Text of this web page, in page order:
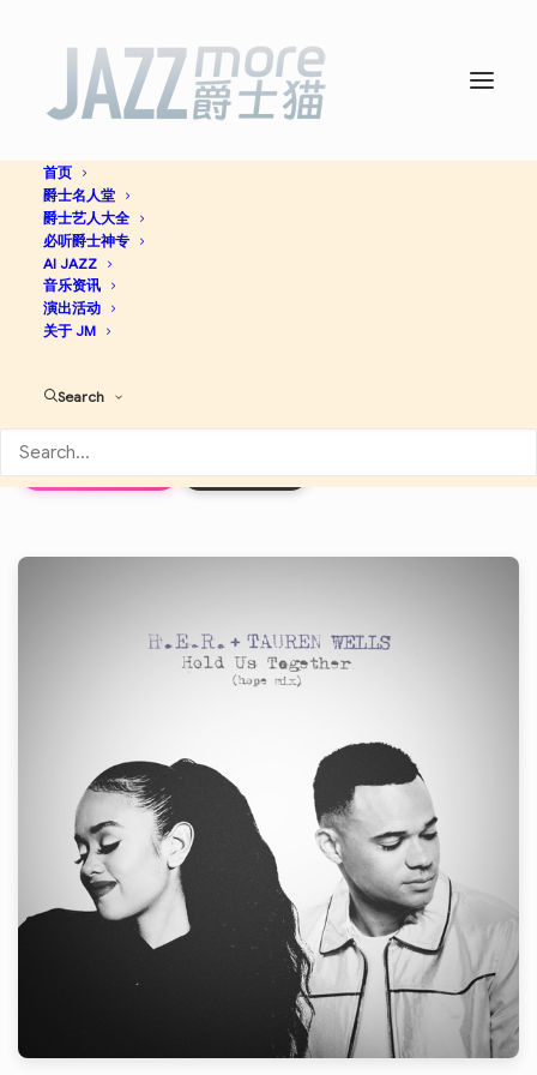
首页
爵士名人堂
爵士艺人大全
必听爵士神专
AI JAZZ
音乐资讯
演出活动
关于 JM
Search
Hold Us Together (Hope
Mix) – Single -
Murphy’s Jazz Band
Jazz